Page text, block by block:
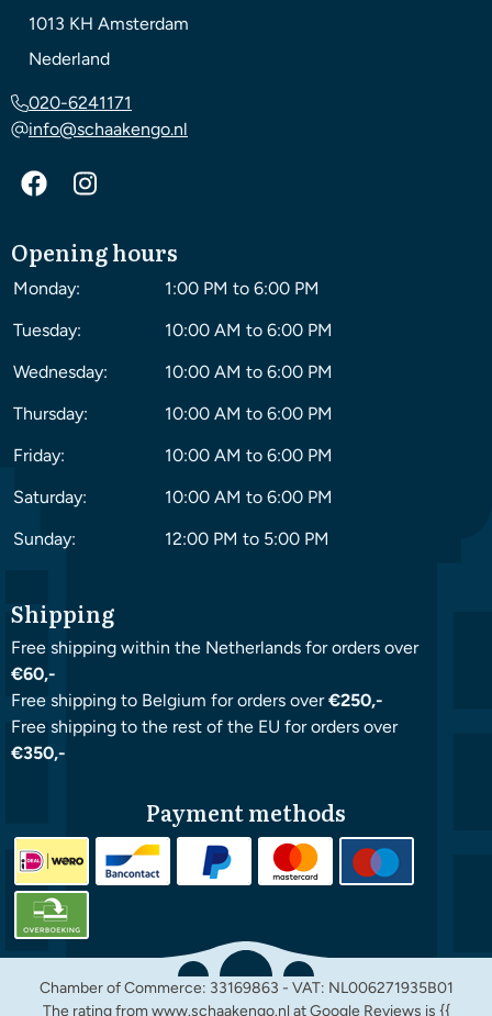
1013 KH Amsterdam
Nederland
020-6241171
info@schaakengo.nl
Opening hours
Monday:
1:00 PM to 6:00 PM
Tuesday:
10:00 AM to 6:00 PM
Wednesday:
10:00 AM to 6:00 PM
Thursday:
10:00 AM to 6:00 PM
Friday:
10:00 AM to 6:00 PM
Saturday:
10:00 AM to 6:00 PM
Sunday:
12:00 PM to 5:00 PM
Shipping
Free shipping within the Netherlands for orders over
€60,-
Free shipping to Belgium for orders over€250,-
Free shipping to the rest of the EU for orders over
€350,-
Payment methods
Chamber of Commerce: 33169863 - VAT: NL006271935B01
The rating from www.schaakengo.nl atGoogle Reviews is {{